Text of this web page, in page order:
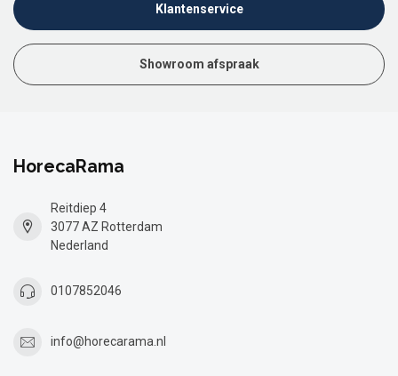
Klantenservice
Showroom afspraak
HorecaRama
Reitdiep 4
3077 AZ Rotterdam
Nederland
0107852046
info@horecarama.nl